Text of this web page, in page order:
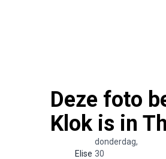
Deze foto
Klok is in
Elise
donderdag,
30